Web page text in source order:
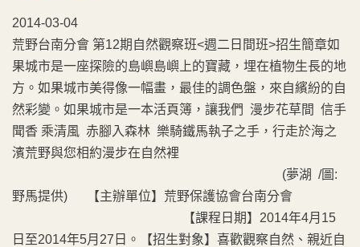
2014-03-04
荒野台南分會 第12期自然觀察班<週二日間班>招生簡章如
果城市是一座探險的島嶼島嶼上的寶藏，埋在植物生長的地
方。如果城市美得像一幅畫，最佳的調色盤，來自繽紛的自
然彩變。如果城市是一本活頁簿，讓我們 漫步花草間 信手
聞香 乘清風 赤腳入森林 樂騎鐵馬執子之手，行走於海之
濱荒野與您相約漫步在自然裡
(夢湖 /圖:
野馬提供) 【主辦單位】荒野保護協會台南分會
【課程日期】2014年4月15
日至2014年5月27日。【招生對象】喜歡觀察自然、親近自